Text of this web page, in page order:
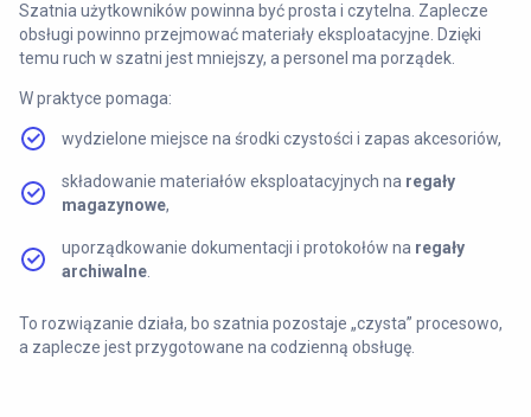
Szatnia użytkowników powinna być prosta i czytelna. Zaplecze
obsługi powinno przejmować materiały eksploatacyjne. Dzięki
temu ruch w szatni jest mniejszy, a personel ma porządek.
W praktyce pomaga:
wydzielone miejsce na środki czystości i zapas akcesoriów,
składowanie materiałów eksploatacyjnych na regały
magazynowe,
uporządkowanie dokumentacji i protokołów na regały
archiwalne
To rozwiązanie działa, bo szatnia pozostaje „czysta” procesowo,
a zaplecze jest przygotowane na codzienną obsługę.